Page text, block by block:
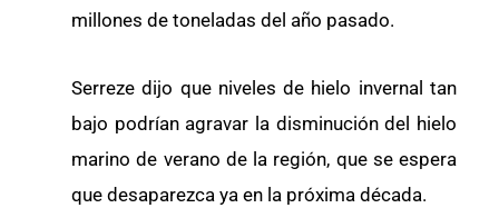
millones de toneladas del año pasado.
Serreze dijo que niveles de hielo invernal tan
bajo podrían agravar la disminución del hielo
marino de verano de la región, que se espera
que desaparezca ya en la próxima década.